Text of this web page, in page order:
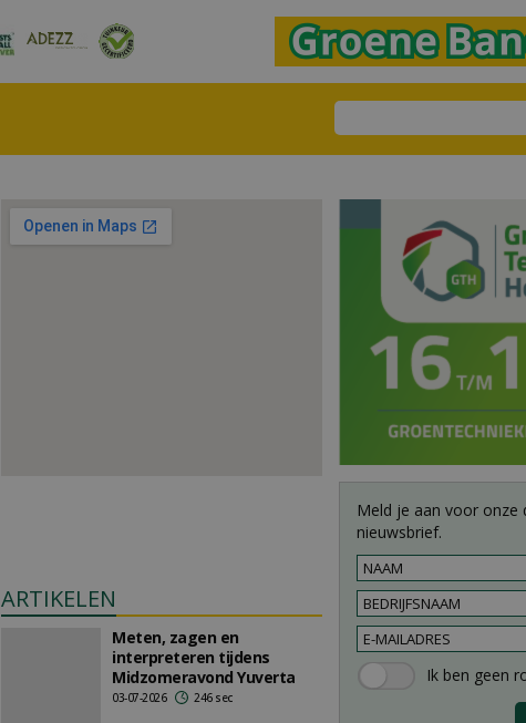
ARTIKELEN
Meten, zagen en
interpreteren tijdens
Midzomeravond Yuverta
03-07-2026 246 sec
Meld je aan voor onze
nieuwsbrief.